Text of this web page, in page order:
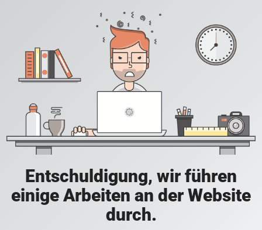
Entschuldigung, wir führen
einige Arbeiten an der Website
durch.